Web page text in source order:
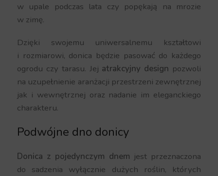
w upale podczas lata czy popękają na mrozie
w zimę.
Dzięki swojemu uniwersalnemu kształtowi
i rozmiarowi, donica będzie pasować do każdego
ogrodu czy tarasu. Jej atrakcyjny design pozwoli
na uzupełnienie aranżacji przestrzeni zewnętrznej
jak i wewnętrznej oraz nadanie im eleganckiego
charakteru.
Podwójne dno donicy
Donica z pojedynczym dnem jest przeznaczona
do sadzenia wyłącznie dużych roślin, których